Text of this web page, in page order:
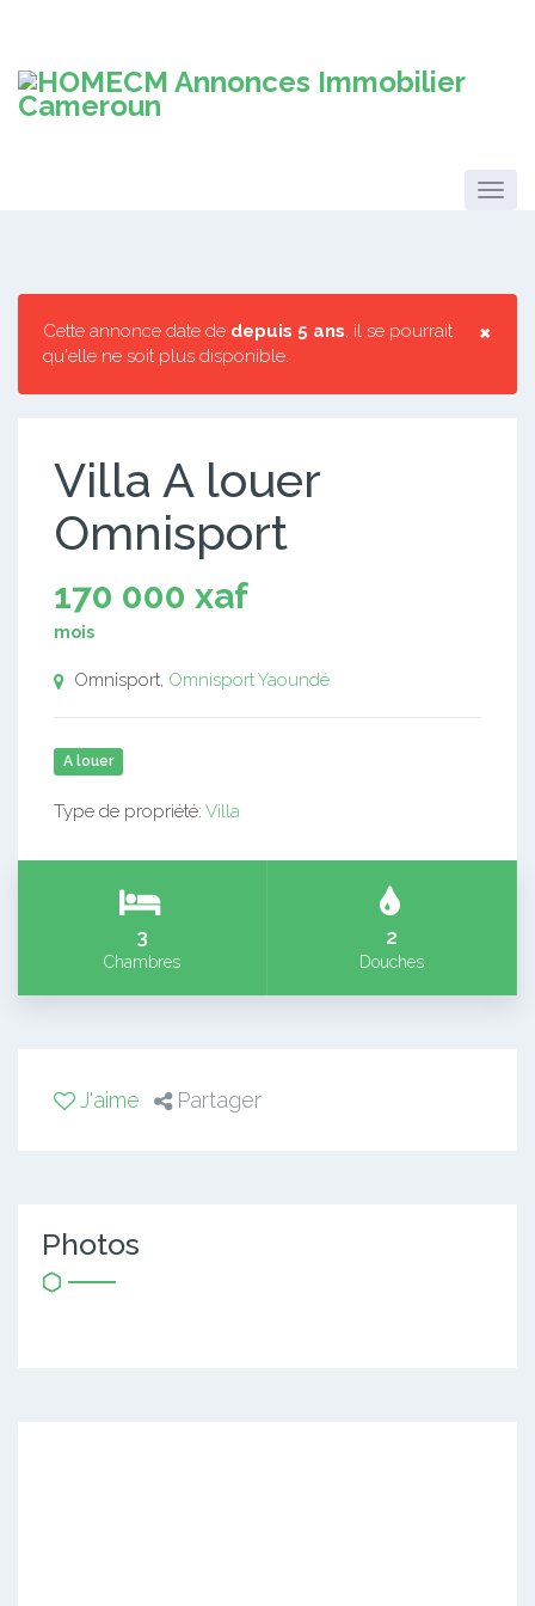
×
Cette annonce date de depuis 5 ans, il se pourrait
qu'elle ne soit plus disponible.
Villa A louer
Omnisport
170 000 xaf
mois
Omnisport, OmnisportYaoundé
A louer
Type de propriété: Villa
3
Chambres
2
Douches
J'aime Partager
Photos